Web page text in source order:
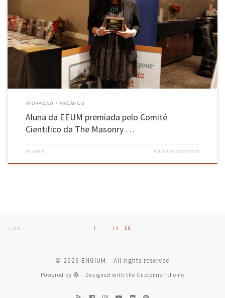
Dafne C. Martin-Alarcon recebeu o prémio “2017 Outstanding Student Thesis Award”, pela
dissertação de mestrado realizada sob orientação do Professor Paulo Lourenço, do ISISE,
com o tema “Optical Monitoring & Modelling of Masonry Behaviour Under Shear Load”,
durante o Encontro Anual TMS 2018 que decorreu entre os dias 03 e […]
INOVAÇÃO PRÉMIOS
Aluna da EEUM premiada pelo Comité
Cientifico da The Masonry …
by admin Published20/10/2018
Posts navigation
NEWER POSTS 1 … 14 15
© 2026 ENGIUM – All rights reserved
Powered by – Designed with the Customizr theme